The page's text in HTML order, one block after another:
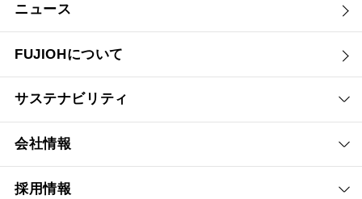
ニュース
FUJIOHについて
サステナビリティ
会社情報
採用情報